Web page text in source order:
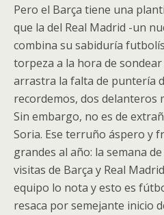
Pero el Barça tiene una
que la del Real Madrid -un
combina su sabiduría
torpeza a la hora de
arrastra la falta de puntería
recordemos, dos delanteros
Sin embargo, no es de
Soria. Ese terruño áspero y
grandes al año: la semana
visitas de Barça y Real
equipo lo nota y esto es
resaca por semejante inicio